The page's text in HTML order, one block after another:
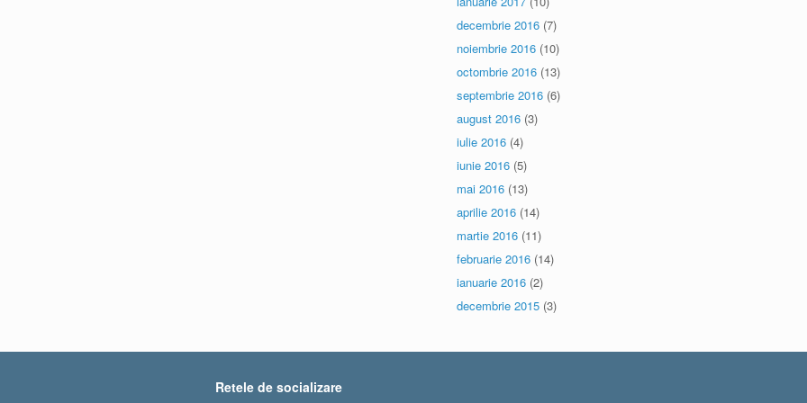
decembrie 2016 (7)
noiembrie 2016 (10)
octombrie 2016 (13)
septembrie 2016 (6)
august 2016 (3)
iulie 2016 (4)
iunie 2016 (5)
mai 2016 (13)
aprilie 2016 (14)
martie 2016 (11)
februarie 2016 (14)
ianuarie 2016 (2)
decembrie 2015 (3)
Retele de socializare